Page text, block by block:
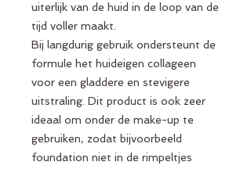
uiterlijk van de huid in de loop van de
tijd voller maakt.
Bij langdurig gebruik ondersteunt de
formule het huideigen collageen
voor een gladdere en stevigere
uitstraling. Dit product is ook zeer
ideaal om onder de make-up te
gebruiken, zodat bijvoorbeeld
foundation niet in de rimpeltjes